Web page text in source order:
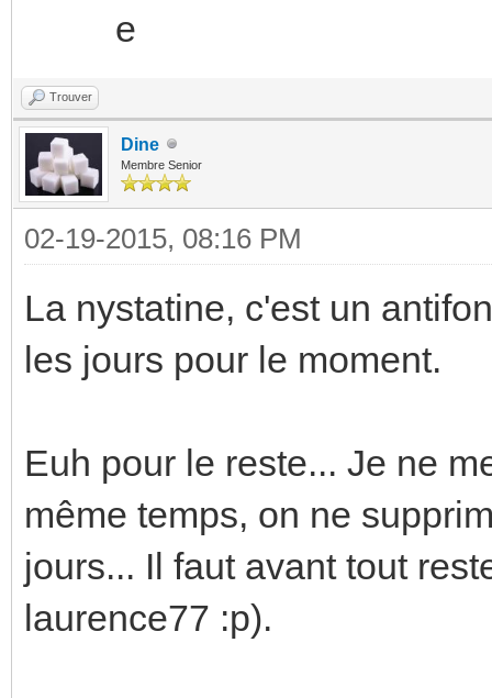
Trouver
Dine
Membre Senior
02-19-2015, 08:16 PM
La nystatine, c'est un
les jours pour le moment.
Euh pour le reste... Je ne
même temps, on ne
jours... Il faut avant tout
laurence77 :p).